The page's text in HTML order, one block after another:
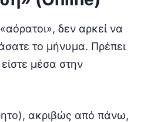
δεν αρκεί να
το μήνυμα. Πρέπει
μέσα στην
ακριβώς από πάνω,